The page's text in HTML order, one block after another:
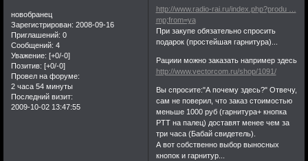
новобранец
Зарегистрирован: 2008-09-16
Приглашений: 0
Сообщений: 4
Уважение: [+0/-0]
Позитив: [+0/-0]
Провел на форуме:
2 часа 54 минуты
Последний визит:
2009-10-02 13:47:55
http://www.radio-rai.ru/index.php?produ …
mp;from=ya
При закупе обязательно спросить
подарок (простейшая гарнитура)...
Рациии можно заказать например здесь
http://www.vectorcom.ru/shop/1091/
Вы спросите:"А почему здесь?" Отвечу,
сам не поверил, что заказ стоимостью
меньше 1000 руб (гарнитура+ кнопка
РТТ на палец) доставят менее чем за
три часа (Бабай свидетель).
А вот собственно выбор выносных
кнопок и гарнитур...